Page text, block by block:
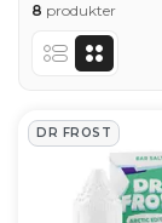
kompatibla
förhållande,
Läs mer om
Visa mindre
8 produkter
Dr
DR FROST